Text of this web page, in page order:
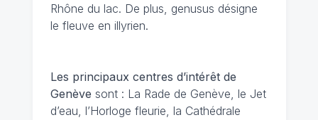
Rhône du lac. De plus, genusus désigne
le fleuve en illyrien.
Les principaux centres d’intérêt de
Genève sont : La Rade de Genève, le Jet
d’eau, l’Horloge fleurie, la Cathédrale